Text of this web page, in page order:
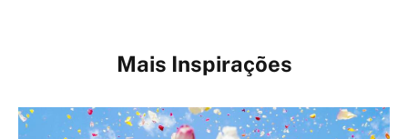
Mais Inspirações